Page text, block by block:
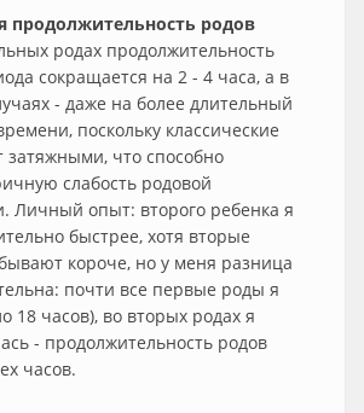
продолжительность родов
родах продолжительность
сокращается на 2 - 4 часа, а в
- даже на более длительный
поскольку классические
что способно
слабость родовой
Личный опыт: второго ребенка я
быстрее, хотя вторые
короче, но у меня разница
почти все первые роды я
18 часов), во вторых родах я
- продолжительность родов
часов.